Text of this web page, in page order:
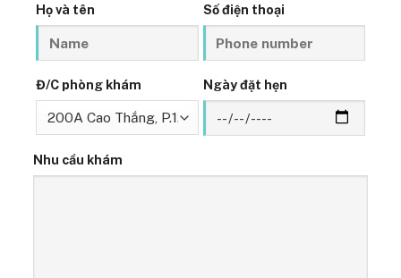
Họ và tên Số điện thoại
Đ/C phòng khám Ngày đặt hẹn
Nhu cầu khám